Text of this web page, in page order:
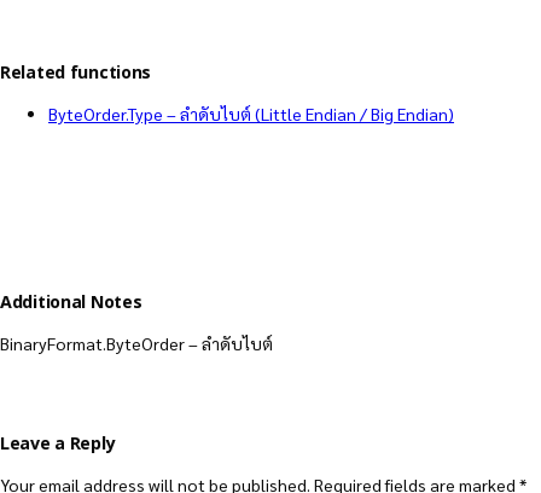
Related functions
ByteOrder.Type – ลำดับไบต์ (Little Endian / Big Endian)
Additional Notes
BinaryFormat.ByteOrder – ลำดับไบต์
Leave a Reply
Your email address will not be published. Required fields are marked *